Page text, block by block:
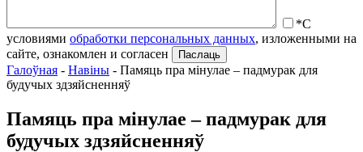
*С
условиями обработки персональных данных, изложенными на
сайте, ознакомлен и согласен
Галоўная - Навіны - Памяць пра мінулае – падмурак для
будучых здзяйсненняў
Памяць пра мінулае – падмурак для
будучых здзяйсненняў